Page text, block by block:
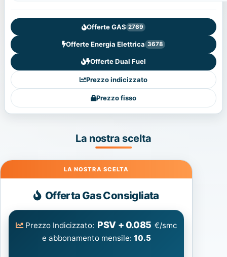
Offerte GAS 2769
Offerte Energia Elettrica 3678
Offerte Dual Fuel
Prezzo indicizzato
Prezzo fisso
La nostra scelta
Gas
Offerta Gas Consigliata
Prezzo Indicizzato: PSV + 0.085 €/smc
e abbonamento mensile: 10.5